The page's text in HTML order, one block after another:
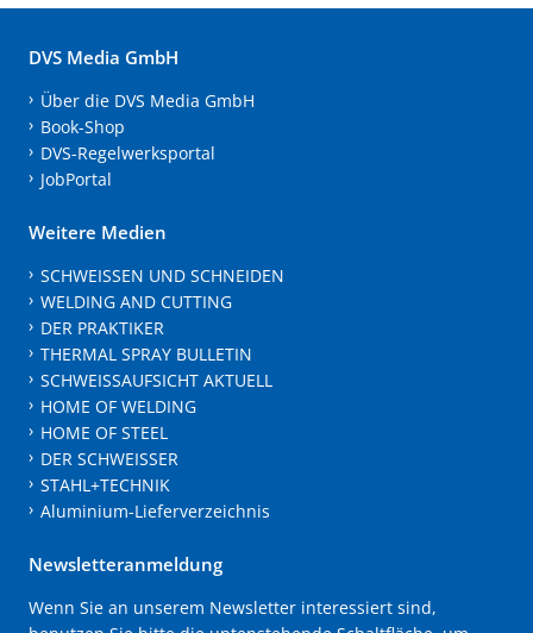
DVS Media GmbH
Über die DVS Media GmbH
Book-Shop
DVS-Regelwerksportal
JobPortal
Weitere Medien
SCHWEISSEN UND SCHNEIDEN
WELDING AND CUTTING
DER PRAKTIKER
THERMAL SPRAY BULLETIN
SCHWEISSAUFSICHT AKTUELL
HOME OF WELDING
HOME OF STEEL
DER SCHWEISSER
STAHL+TECHNIK
Aluminium-Lieferverzeichnis
Newsletteranmeldung
Wenn Sie an unserem Newsletter interessiert sind,